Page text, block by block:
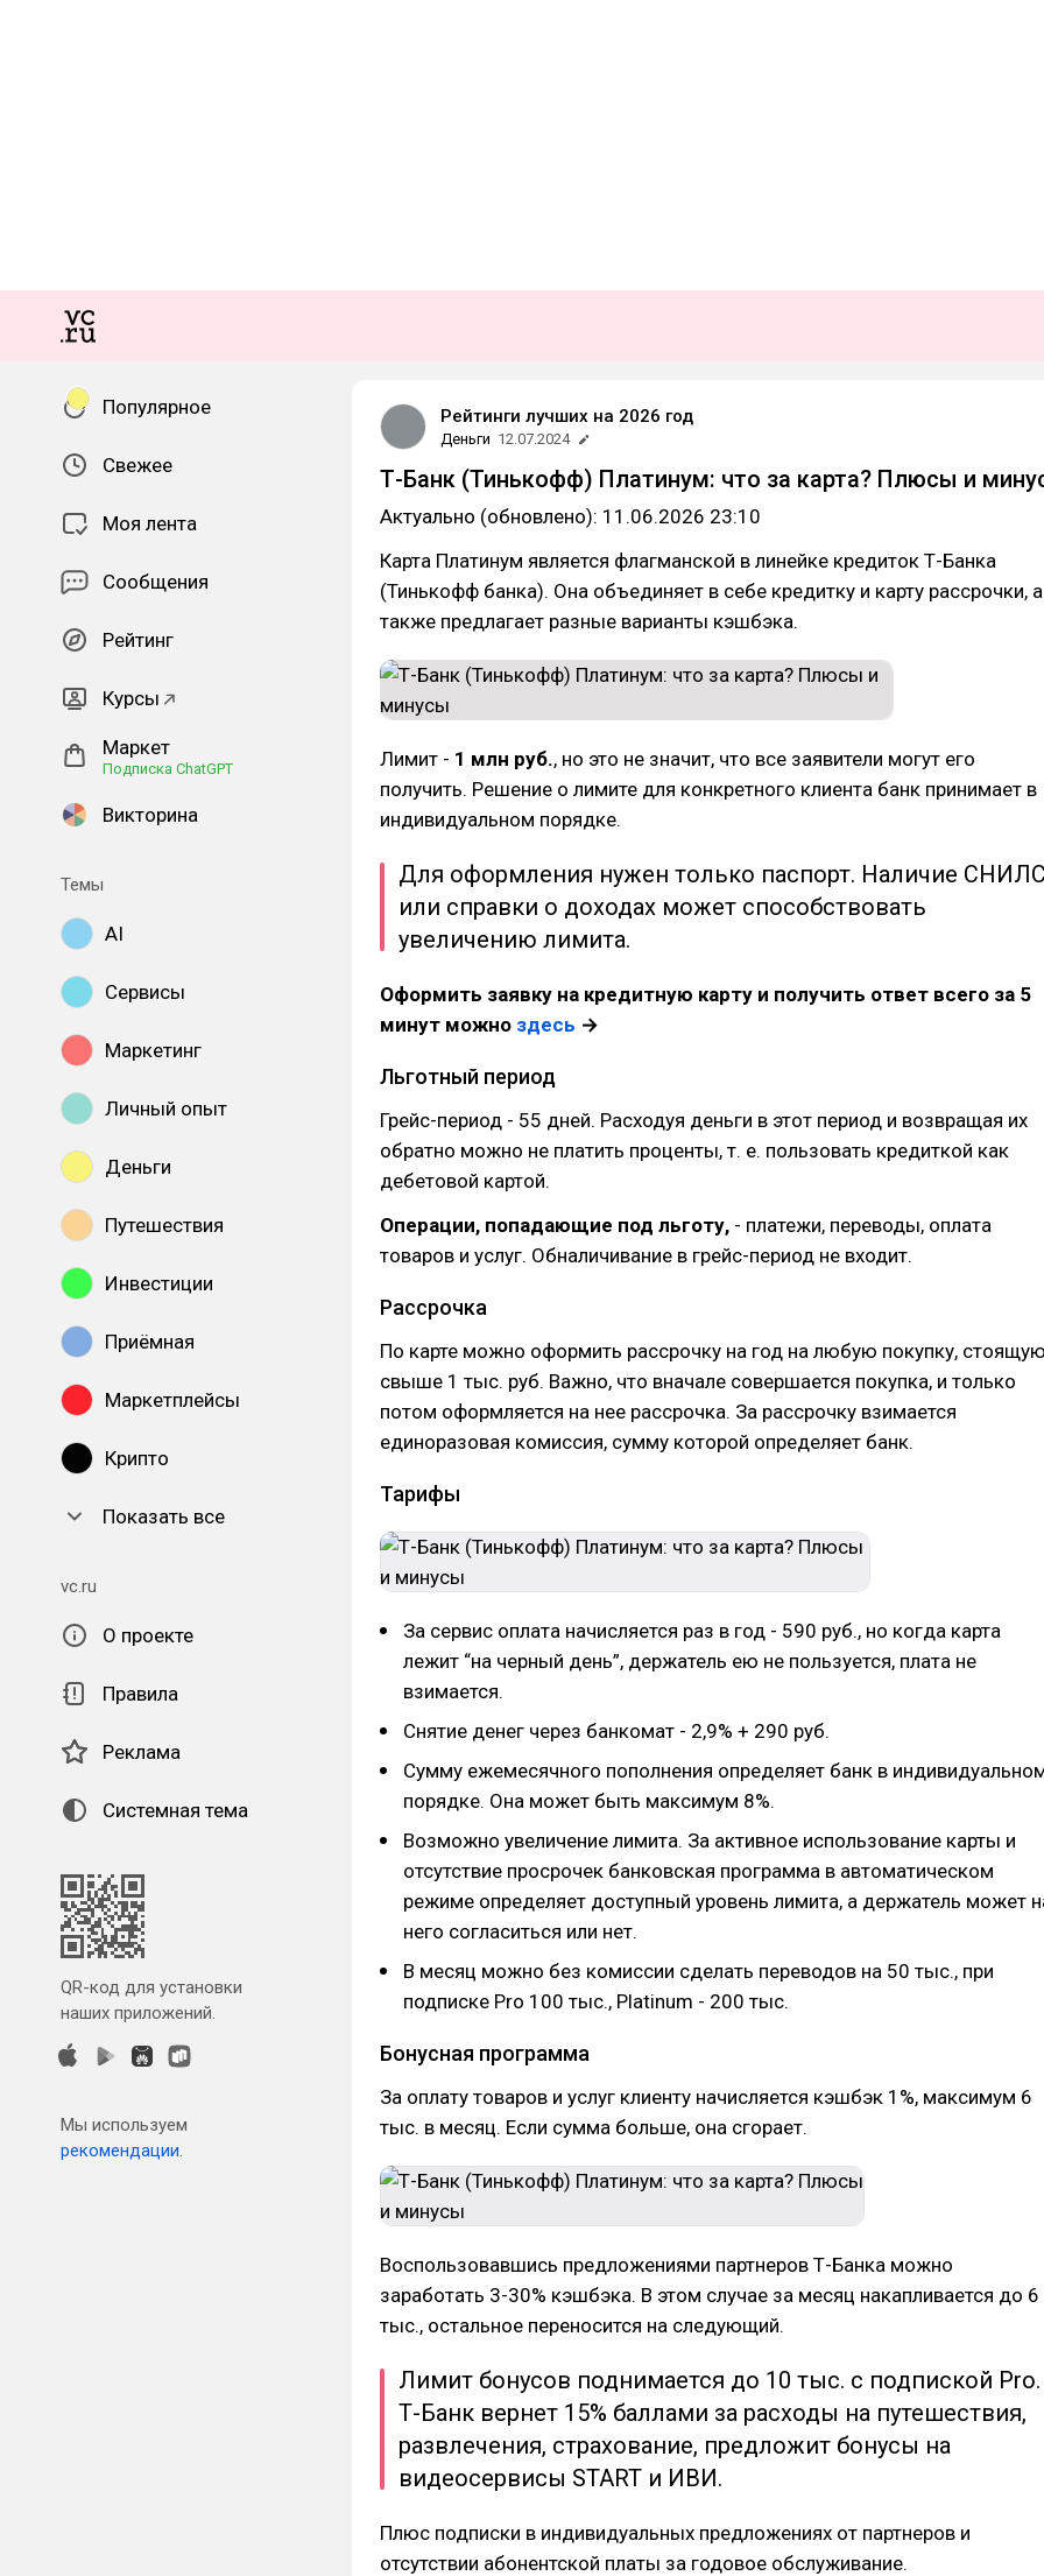
Популярное
Свежее
Моя лента
Сообщения
Рейтинг
Курсы
Маркет
Подписка ChatGPT
Викторина
Темы
AI
Сервисы
Маркетинг
Личный опыт
Деньги
Путешествия
Инвестиции
Приёмная
Маркетплейсы
Крипто
Показать все
vc.ru
О проекте
Правила
Реклама
Системная тема
QR-код для установки
наших приложений.
Мы используем
рекомендации.
Рейтинги лучших на 2026 год
Деньги 12.07.2024
Т-Банк (Тинькофф) Платинум: что за карта? Плюсы и
Актуально (обновлено): 11.06.2026 23:10
Карта Платинум является флагманской в линейке кредиток Т-Банка
(Тинькофф банка). Она объединяет в себе кредитку и карту рассрочки, а
также предлагает разные варианты кэшбэка.
Лимит - 1 млн руб., но это не значит, что все заявители могут его
получить. Решение о лимите для конкретного клиента банк принимает в
индивидуальном порядке.
Для оформления нужен только паспорт. Наличие
или справки о доходах может способствовать
увеличению лимита.
Оформить заявку на кредитную карту и получить ответ всего за 5
минут можно здесь →
Льготный период
Грейс-период - 55 дней. Расходуя деньги в этот период и возвращая их
обратно можно не платить проценты, т. е. пользовать кредиткой как
дебетовой картой.
Операции, попадающие под льготу, - платежи, переводы, оплата
товаров и услуг. Обналичивание в грейс-период не входит.
Рассрочка
По карте можно оформить рассрочку на год на любую покупку,
свыше 1 тыс. руб. Важно, что вначале совершается покупка, и только
потом оформляется на нее рассрочка. За рассрочку взимается
единоразовая комиссия, сумму которой определяет банк.
Тарифы
За сервис оплата начисляется раз в год - 590 руб., но когда карта
лежит “на черный день”, держатель ею не пользуется, плата не
взимается.
Снятие денег через банкомат - 2,9% + 290 руб.
Сумму ежемесячного пополнения определяет банк в
порядке. Она может быть максимум 8%.
Возможно увеличение лимита. За активное использование карты и
отсутствие просрочек банковская программа в автоматическом
режиме определяет доступный уровень лимита, а держатель может
него согласиться или нет.
В месяц можно без комиссии сделать переводов на 50 тыс., при
подписке Pro 100 тыс., Platinum - 200 тыс.
Бонусная программа
За оплату товаров и услуг клиенту начисляется кэшбэк 1%, максимум 6
тыс. в месяц. Если сумма больше, она сгорает.
Воспользовавшись предложениями партнеров Т-Банка можно
заработать 3-30% кэшбэка. В этом случае за месяц накапливается до 6
тыс., остальное переносится на следующий.
Лимит бонусов поднимается до 10 тыс. с подпиской Pro.
Т-Банк вернет 15% баллами за расходы на путешествия,
развлечения, страхование, предложит бонусы на
видеосервисы START и ИВИ.
Плюс подписки в индивидуальных предложениях от партнеров и
отсутствии абонентской платы за годовое обслуживание.